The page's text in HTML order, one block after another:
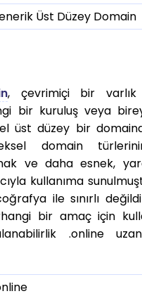
Üst Düzey Domain
, çevrimiçi bir varlık
bir kuruluş veya
üst düzey bir
domain
ve daha esnek,
kullanıma
ile sınırlı
bir amaç için
.online